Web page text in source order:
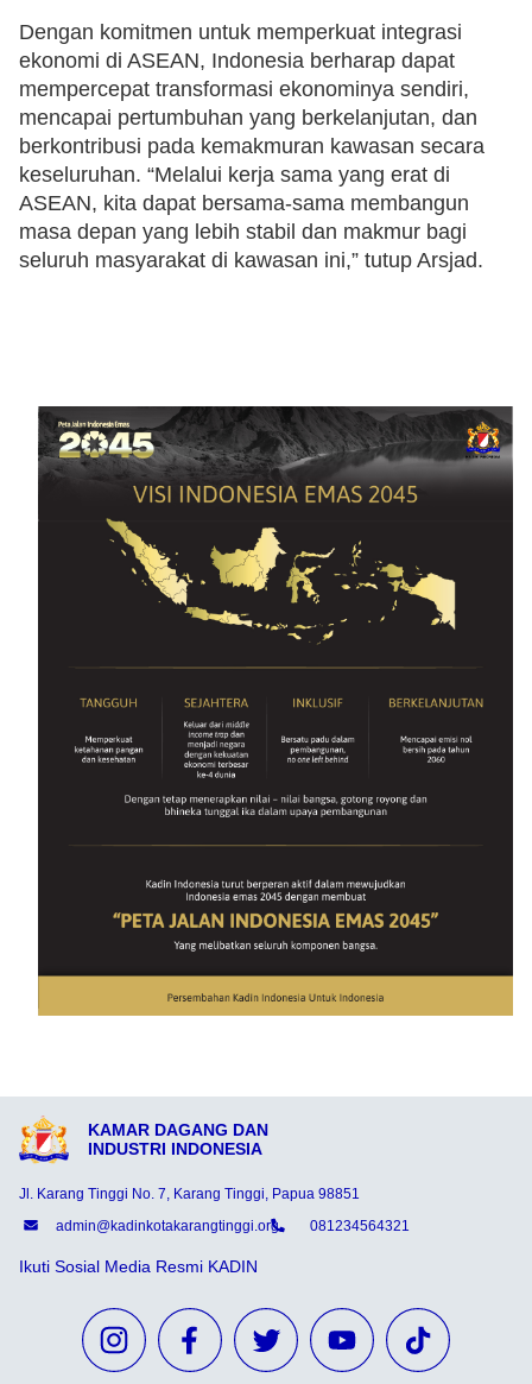
Dengan komitmen untuk memperkuat integrasi
ekonomi di ASEAN, Indonesia berharap dapat
mempercepat transformasi ekonominya sendiri,
mencapai pertumbuhan yang berkelanjutan, dan
berkontribusi pada kemakmuran kawasan secara
keseluruhan. “Melalui kerja sama yang erat di
ASEAN, kita dapat bersama-sama membangun
masa depan yang lebih stabil dan makmur bagi
seluruh masyarakat di kawasan ini,” tutup Arsjad.
KAMAR DAGANG DAN
INDUSTRI INDONESIA
Jl. Karang Tinggi No. 7, Karang Tinggi, Papua 98851
admin@kadinkotakarangtinggi.org
081234564321
Ikuti Sosial Media Resmi KADIN